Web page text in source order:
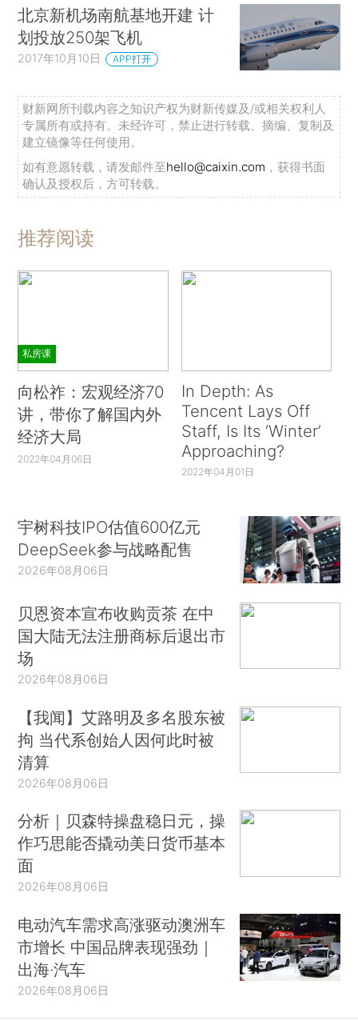
北京新机场南航基地开建 计
划投放250架飞机
2017年10月10日 APP打开
财新网所刊载内容之知识产权为财新传媒及/或相关权利人
专属所有或持有。未经许可，禁止进行转载、摘编、复制及
建立镜像等任何使用。
如有意愿转载，请发邮件至hello@caixin.com ，获得书面
确认及授权后，方可转载。
推荐阅读
私房课
向松祚：宏观经济70
讲，带你了解国内外
经济大局
2022年04月06日
In Depth: As
Tencent Lays Off
Staff, Is Its ‘Winter’
Approaching?
2022年04月01日
宇树科技IPO估值600亿元
DeepSeek参与战略配售
2026年08月06日
贝恩资本宣布收购贡茶 在中
国大陆无法注册商标后退出市
场
2026年08月06日
【我闻】艾路明及多名股东被
拘 当代系创始人因何此时被
清算
2026年08月06日
分析｜贝森特操盘稳日元，操
作巧思能否撬动美日货币基本
面
2026年08月06日
电动汽车需求高涨驱动澳洲车
市增长 中国品牌表现强劲｜
出海·汽车
2026年08月06日